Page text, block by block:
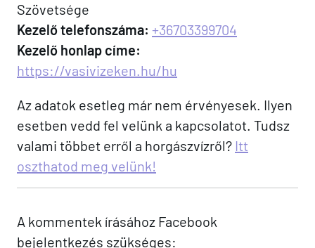
Szövetsége
Kezelő telefonszáma: +36703399704
Kezelő honlap címe:
https://vasivizeken.hu/hu
Az adatok esetleg már nem érvényesek. Ilyen
esetben vedd fel velünk a kapcsolatot. Tudsz
valami többet erről a horgászvízről? Itt
oszthatod meg velünk!
A kommentek írásához Facebook
bejelentkezés szükséges: